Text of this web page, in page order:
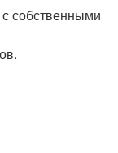
собственными